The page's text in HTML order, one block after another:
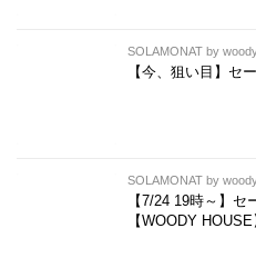
SOLAMONAT by
【今、狙い目】セ
SOLAMONAT by
【7/24 19時～】セ
【WOODY HOUSE